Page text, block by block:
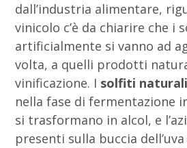
dall’industria alimentare,
vinicolo c’è da chiarire che i
artificialmente si vanno ad
volta, a quelli prodotti
vinificazione. I solfiti naturali
nella fase di fermentazione
si trasformano in alcol, e
presenti sulla buccia